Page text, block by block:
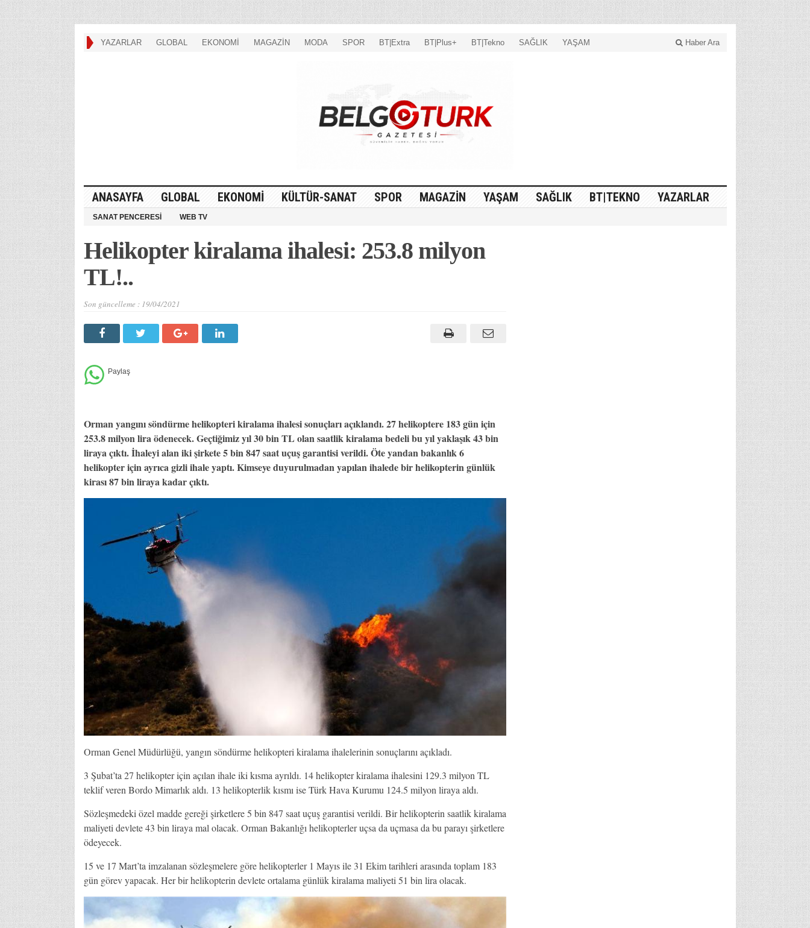
YAZARLAR GLOBAL EKONOMİ MAGAZİN MODA SPOR BT|Extra BT|Plus+ BT|Tekno SAĞLIK YAŞAM Haber Ara
ANASAYFA GLOBAL EKONOMİ KÜLTÜR-SANAT SPOR MAGAZİN YAŞAM SAĞLIK BT|TEKNO YAZARLAR
SANAT PENCERESİ WEB TV
Helikopter kiralama ihalesi: 253.8 milyon
TL!..
Son güncelleme : 19/04/2021
Orman yangını söndürme helikopteri kiralama ihalesi sonuçları açıklandı. 27 helikoptere 183 gün için
253.8 milyon lira ödenecek. Geçtiğimiz yıl 30 bin TL olan saatlik kiralama bedeli bu yıl yaklaşık 43 bin
liraya çıktı. İhaleyi alan iki şirkete 5 bin 847 saat uçuş garantisi verildi. Öte yandan bakanlık 6
helikopter için ayrıca gizli ihale yaptı. Kimseye duyurulmadan yapılan ihalede bir helikopterin günlük
kirası 87 bin liraya kadar çıktı.
Orman Genel Müdürlüğü, yangın söndürme helikopteri kiralama ihalelerinin sonuçlarını açıkladı.
3 Şubat’ta 27 helikopter için açılan ihale iki kısma ayrıldı. 14 helikopter kiralama ihalesini 129.3 milyon TL
teklif veren Bordo Mimarlık aldı. 13 helikopterlik kısmı ise Türk Hava Kurumu 124.5 milyon liraya aldı.
Sözleşmedeki özel madde gereği şirketlere 5 bin 847 saat uçuş garantisi verildi. Bir helikopterin saatlik kiralama
maliyeti devlete 43 bin liraya mal olacak. Orman Bakanlığı helikopterler uçsa da uçmasa da bu parayı şirketlere
ödeyecek.
15 ve 17 Mart’ta imzalanan sözleşmelere göre helikopterler 1 Mayıs ile 31 Ekim tarihleri arasında toplam 183
gün görev yapacak. Her bir helikopterin devlete ortalama günlük kiralama maliyeti 51 bin lira olacak.